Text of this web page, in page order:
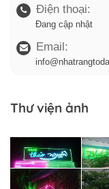
Điện thoại:
Đang cập nhật
Email:
Thư viện ảnh